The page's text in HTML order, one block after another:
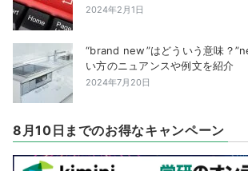
2024年2月1日
“brand new”はどういう意味？
い方のニュアンスや例文を紹介
2024年7月20日
8月10日までのお得なキャンペーン